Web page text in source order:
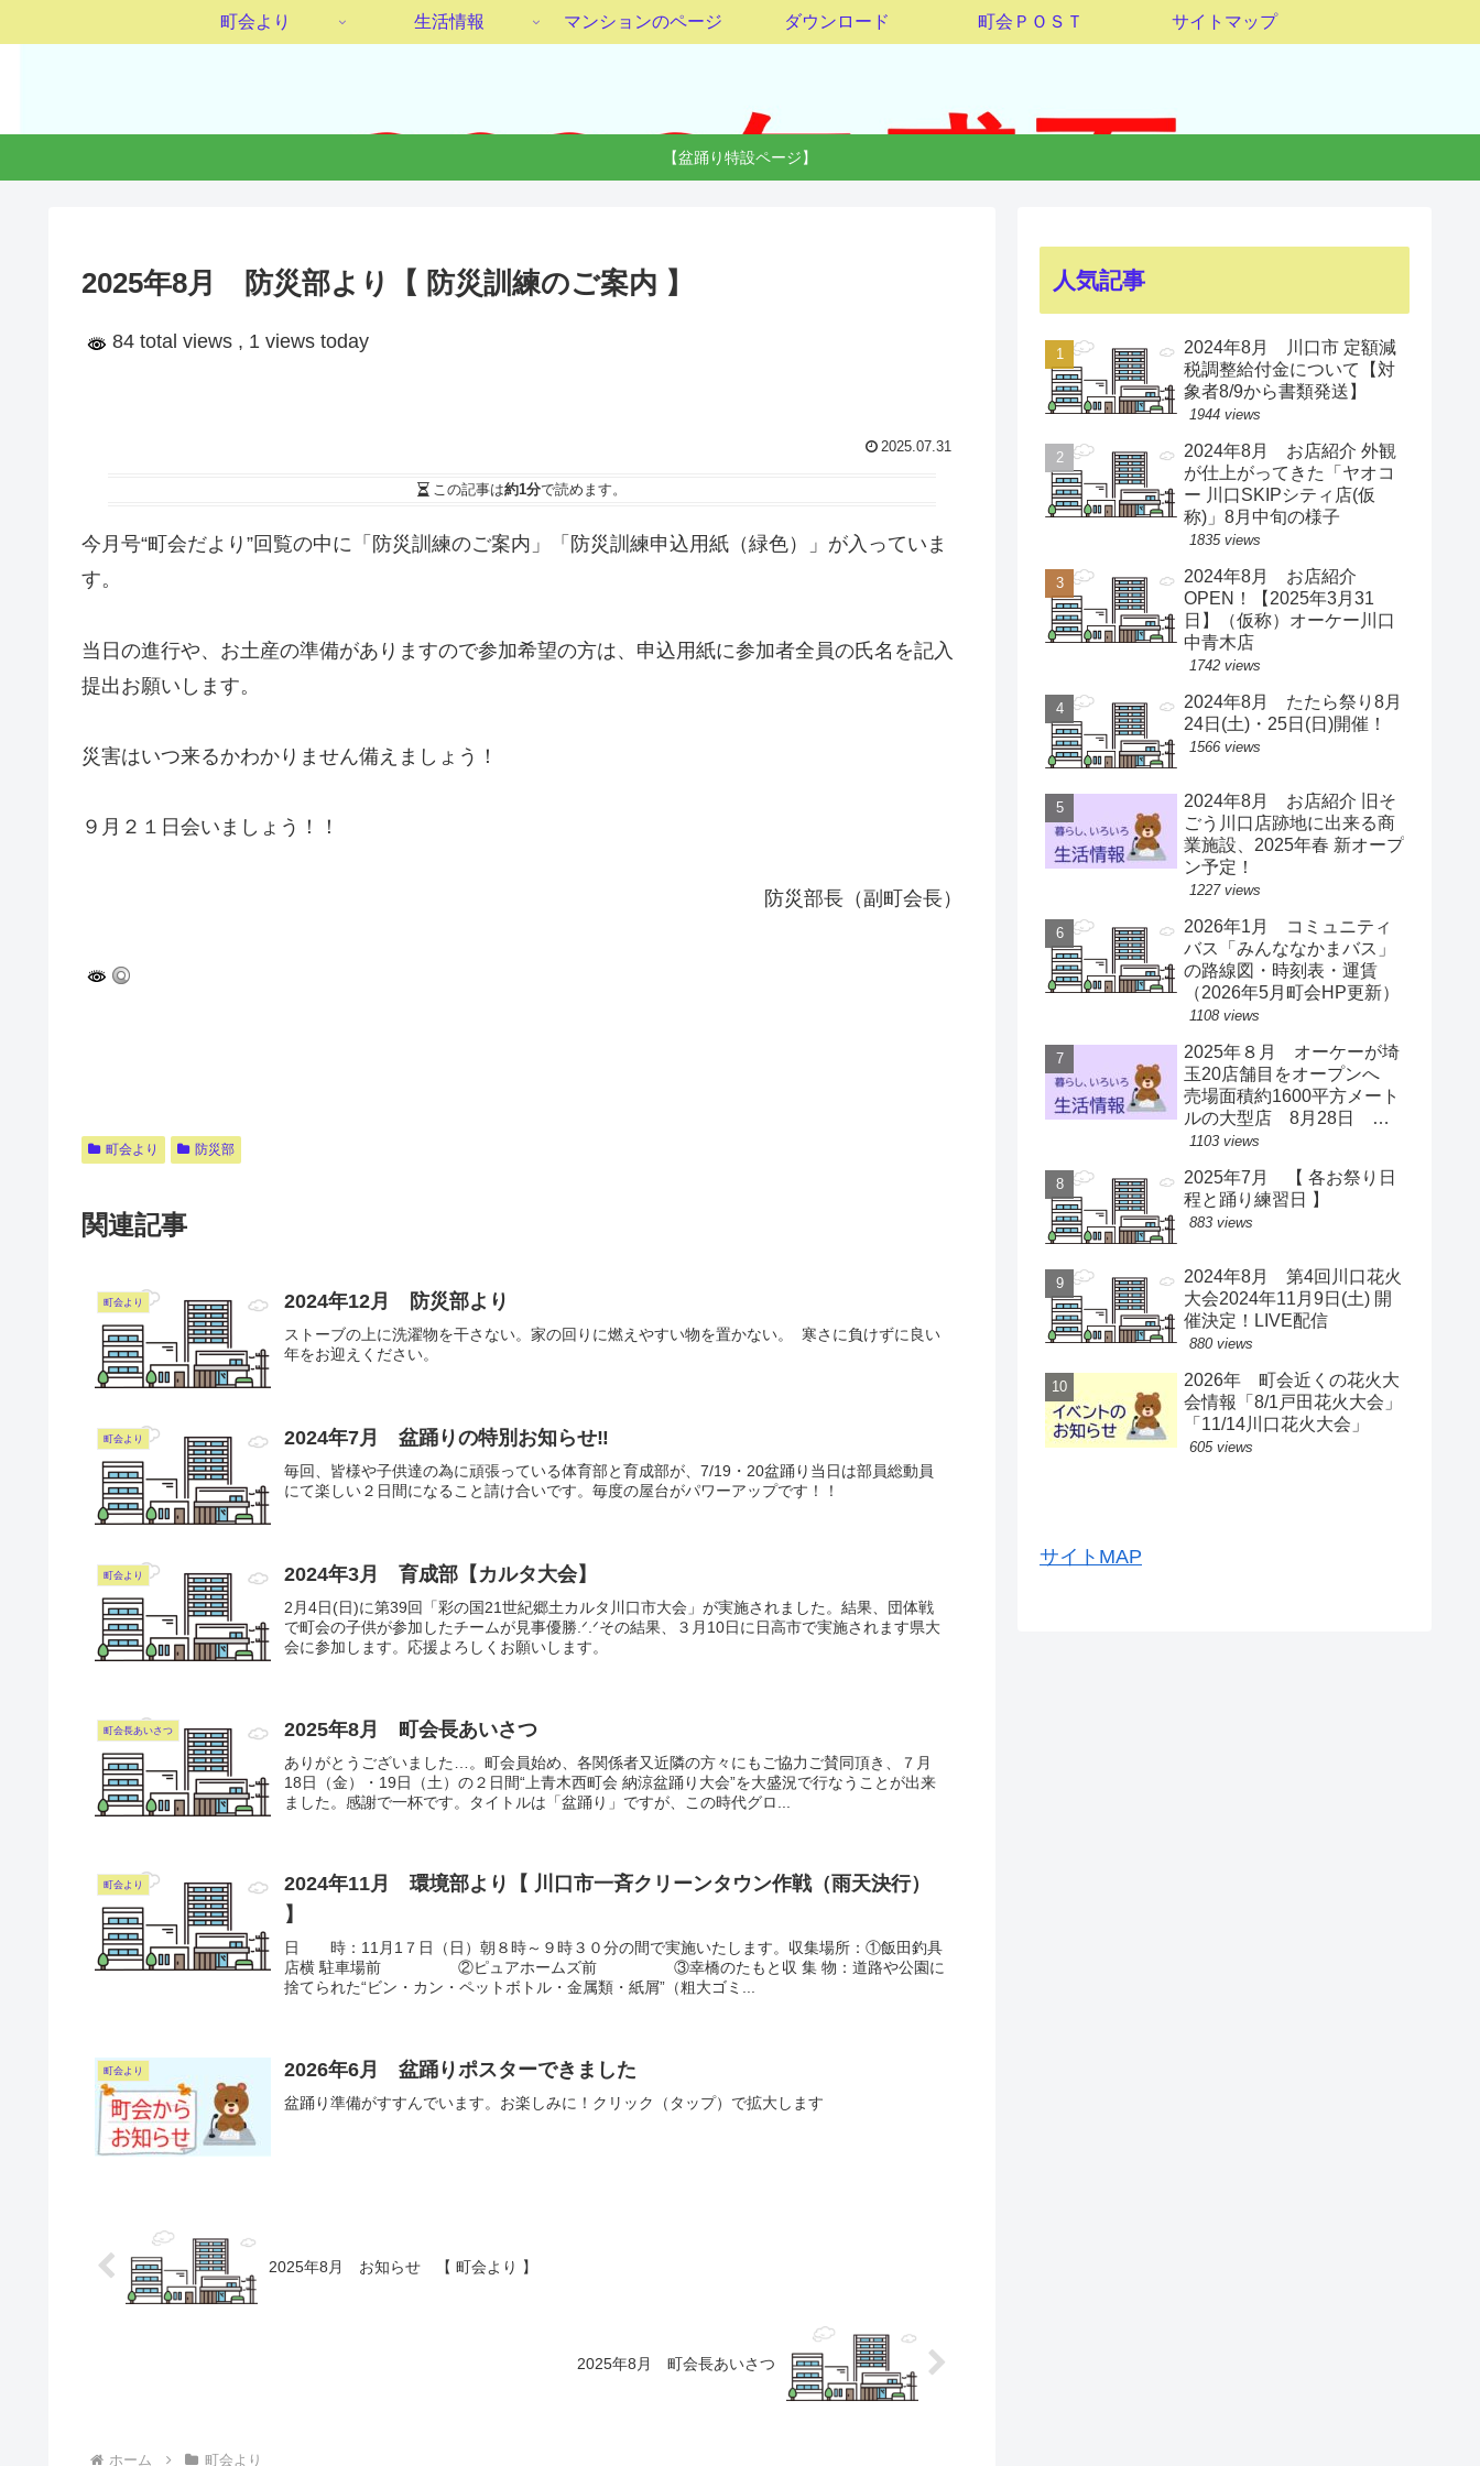
町会より 生活情報 マンションのページ ダウンロード 町会ＰＯＳＴ サイトマップ
【盆踊り特設ページ】
2025年8月 防災部より【 防災訓練のご案内 】
84 total views , 1 views today
2025.07.31
この記事は約1分で読めます。
今月号“町会だより”回覧の中に「防災訓練のご案内」「防災訓練申込用紙（緑色）」が入っていま
す。
当日の進行や、お土産の準備がありますので参加希望の方は、申込用紙に参加者全員の氏名を記入
提出お願いします。
災害はいつ来るかわかりません備えましょう！
９月２１日会いましょう！！
防災部長（副町会長）
町会より 防災部
関連記事
町会より 2024年12月 防災部より
ストーブの上に洗濯物を干さない。家の回りに燃えやすい物を置かない。 寒さに負けずに良い
年をお迎えください。
町会より 2024年7月 盆踊りの特別お知らせ‼︎
毎回、皆様や子供達の為に頑張っている体育部と育成部が、7/19・20盆踊り当日は部員総動員
にて楽しい２日間になること請け合いです。毎度の屋台がパワーアップです！！
町会より 2024年3月 育成部【カルタ大会】
2月4日(日)に第39回「彩の国21世紀郷土カルタ川口市大会」が実施されました。結果、団体戦
で町会の子供が参加したチームが見事優勝.ᐟ.ᐟその結果、３月10日に日高市で実施されます県大
会に参加します。応援よろしくお願いします。
町会長あいさつ 2025年8月 町会長あいさつ
ありがとうございました…。町会員始め、各関係者又近隣の方々にもご協力ご賛同頂き、７月
18日（金）・19日（土）の２日間“上青木西町会 納涼盆踊り大会”を大盛況で行なうことが出来
ました。感謝で一杯です。タイトルは「盆踊り」ですが、この時代グロ...
町会より
2024年11月 環境部より【 川口市一斉クリーンタウン作戦（雨天決行）
】
日 時：11月1７日（日）朝８時～９時３０分の間で実施いたします。収集場所：①飯田釣具
店横 駐車場前 ②ピュアホームズ前 ③幸橋のたもと収 集 物：道路や公園に
捨てられた“ビン・カン・ペットボトル・金属類・紙屑”（粗大ゴミ...
町会より 2026年6月 盆踊りポスターできました
盆踊り準備がすすんでいます。お楽しみに！クリック（タップ）で拡大します
2025年8月 お知らせ 【 町会より 】
2025年8月 町会長あいさつ
ホーム 町会より
人気記事
2024年8月 川口市 定額減
税調整給付金について【対
象者8/9から書類発送】
1944 views
2024年8月 お店紹介 外観
が仕上がってきた「ヤオコ
ー 川口SKIPシティ店(仮
称)」8月中旬の様子
1835 views
2024年8月 お店紹介
OPEN！【2025年3月31
日】（仮称）オーケー川口
中青木店
1742 views
2024年8月 たたら祭り8月
24日(土)・25日(日)開催！
1566 views
2024年8月 お店紹介 旧そ
ごう川口店跡地に出来る商
業施設、2025年春 新オープ
ン予定！
1227 views
2026年1月 コミュニティ
バス「みんななかまバス」
の路線図・時刻表・運賃
（2026年5月町会HP更新）
1108 views
2025年８月 オーケーが埼
玉20店舗目をオープンへ
売場面積約1600平方メート
ルの大型店 8月28日 ス
ーパー激戦区に【出店情
1103 views
2025年7月 【 各お祭り日
程と踊り練習日 】
883 views
2024年8月 第4回川口花火
大会2024年11月9日(土) 開
催決定！LIVE配信
880 views
2026年 町会近くの花火大
会情報「8/1戸田花火大会」
「11/14川口花火大会」
605 views
サイトMAP